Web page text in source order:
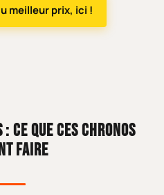
meilleur prix, ici !
CE QUE CES CHRONOS
FAIRE